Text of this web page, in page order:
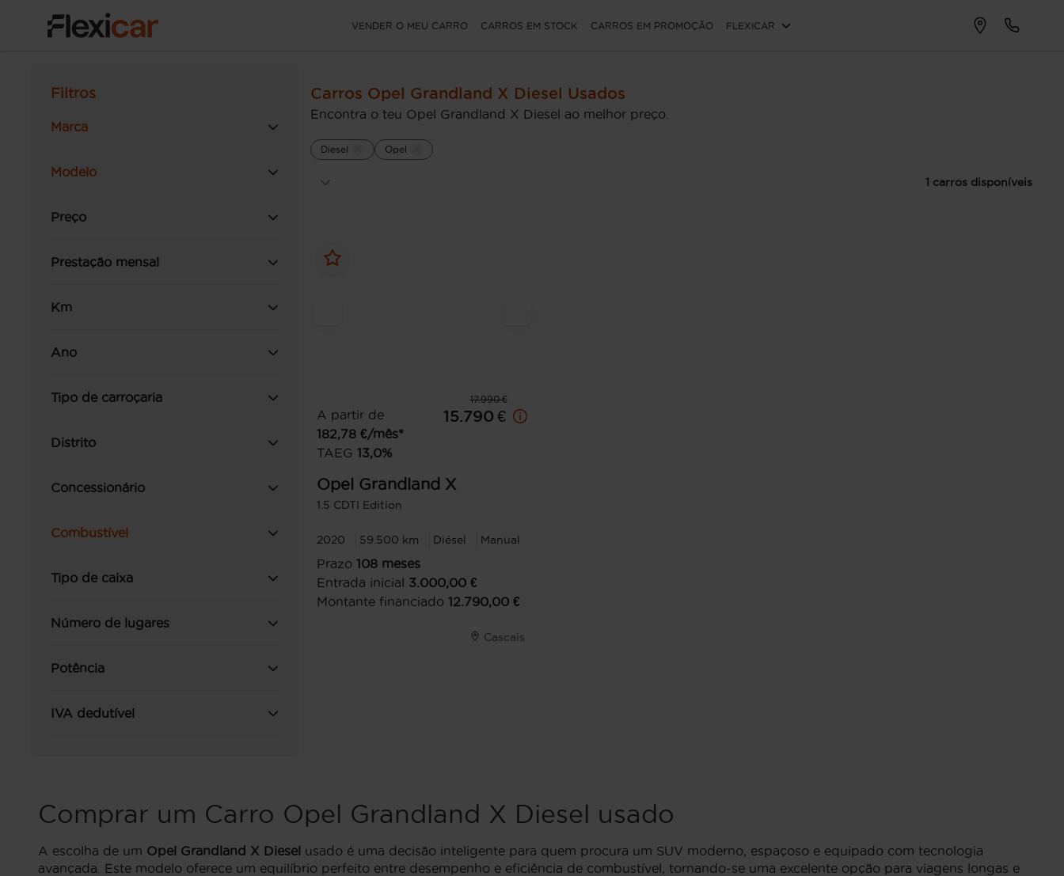
VENDER O MEU CARRO CARROS EM STOCK CARROS EM PROMOÇÃO FLEXICAR
Filtros
Marca
Modelo
Preço
Prestação mensal
Km
Ano
Tipo de carroçaria
Distrito
Concessionário
Combustível
Tipo de caixa
Número de lugares
Potência
IVA dedutível
Carros Opel Grandland X Diesel Usados
Encontra o teu Opel Grandland X Diesel ao melhor preço.
Diesel Opel
1 carros disponíveis
17.990 €
A partir de
182,78 €/mês*
TAEG 13,0%
15.790 €
Opel Grandland X
1.5 CDTI Edition
2020 59.500 km Diésel Manual
Prazo 108 meses
Entrada inicial 3.000,00 €
Montante financiado 12.790,00 €
Cascais
Comprar um Carro Opel Grandland X Diesel usado
A escolha de um Opel Grandland X Diesel usado é uma decisão inteligente para quem procura um SUV moderno, espaçoso e equipado com tecnologia
avançada. Este modelo oferece um equilíbrio perfeito entre desempenho e eficiência de combustível, tornando-se uma excelente opção para viagens longas e